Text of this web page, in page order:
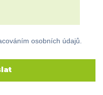
osobních údajů.